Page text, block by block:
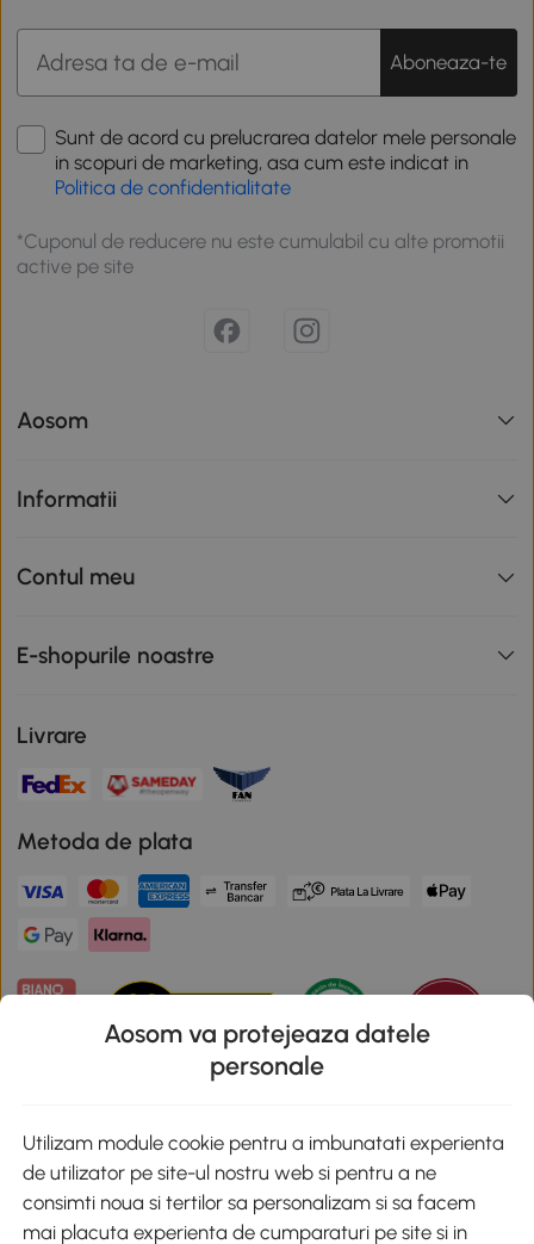
Aboneaza-te
Sunt de acord cu prelucrarea datelor mele personale
in scopuri de marketing, asa cum este indicat in
Politica de confidentialitate
*Cuponul de reducere nu este cumulabil cu alte promotii
active pe site
Aosom
Informatii
Contul meu
E-shopurile noastre
Livrare
Metoda de plata
Descarca aplicatia Aosom
Google Play
Aosom va protejeaza datele
personale
Utilizam module cookie pentru a imbunatati experienta
de utilizator pe site-ul nostru web si pentru a ne
consimti noua si tertilor sa personalizam si sa facem
mai placuta experienta de cumparaturi pe site si in